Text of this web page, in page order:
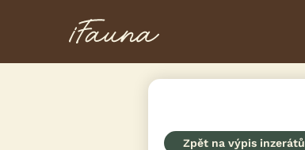
Zpět na výpis inzerátů